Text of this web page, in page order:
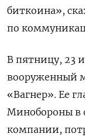
биткоина»,
по
В пятницу, 23
вооруженный
«Вагнер». Ее
Минобороны в
компании,